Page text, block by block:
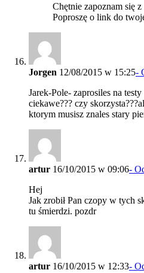
Chętnie zapoznam się
Poproszę o link do
Jorgen 12/08/2015 w 15:25-
Jarek-Pole- zaprosiles na
ciekawe??? czy
ktorym musisz znales stary
artur 16/10/2015 w 09:06-
Hej
Jak zrobił Pan czopy w tych
tu śmierdzi. pozdr
artur 16/10/2015 w 12:33-